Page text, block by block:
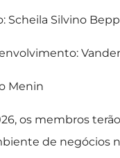
Scheila Silvino
Menin
os membros
de negócios